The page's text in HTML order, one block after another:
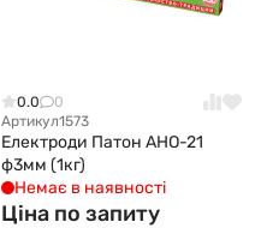
0.0
0
Артикул1573
Електроди Патон АНО-21
ф3мм (1кг)
Немає в наявності
Ціна по запиту